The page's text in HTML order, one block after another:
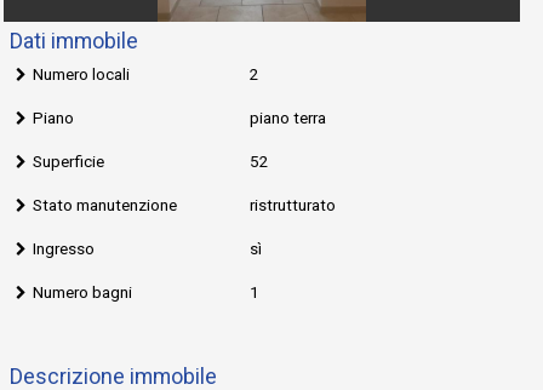
Dati immobile
Numero locali 2
Piano piano terra
Superficie 52
Stato manutenzione ristrutturato
Ingresso sì
Numero bagni 1
Descrizione immobile